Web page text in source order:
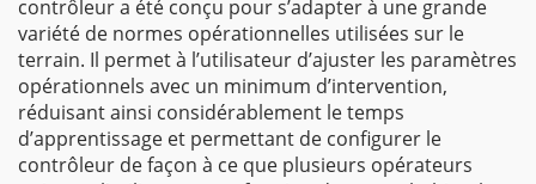
contrôleur a été conçu pour s’adapter à une grande
variété de normes opérationnelles utilisées sur le
terrain. Il permet à l’utilisateur d’ajuster les paramètres
opérationnels avec un minimum d’intervention,
réduisant ainsi considérablement le temps
d’apprentissage et permettant de configurer le
contrôleur de façon à ce que plusieurs opérateurs